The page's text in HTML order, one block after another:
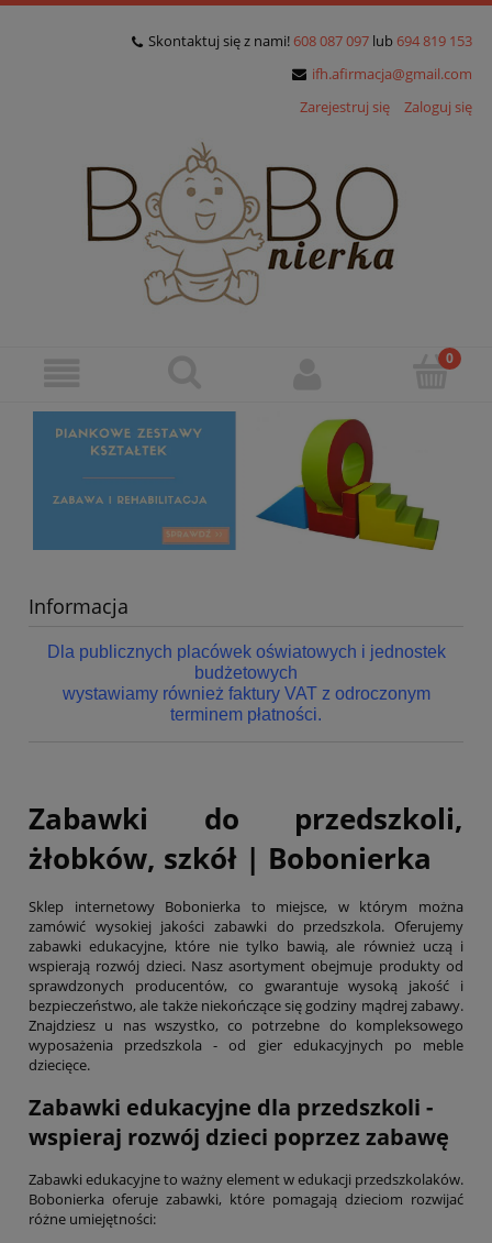
Skontaktuj się z nami! 608 087 097 lub 694 819 153
ifh.afirmacja@gmail.com
Zarejestruj się
Zaloguj się
Informacja
Dla publicznych placówek oświatowych i jednostek
budżetowych
wystawiamy również faktury VAT z odroczonym
terminem płatności.
Zabawki do przedszkoli,
żłobków, szkół | Bobonierka
Sklep internetowy Bobonierka to miejsce, w którym można
zamówić wysokiej jakości zabawki do przedszkola. Oferujemy
zabawki edukacyjne, które nie tylko bawią, ale również uczą i
wspierają rozwój dzieci. Nasz asortyment obejmuje produkty od
sprawdzonych producentów, co gwarantuje wysoką jakość i
bezpieczeństwo, ale także niekończące się godziny mądrej zabawy.
Znajdziesz u nas wszystko, co potrzebne do kompleksowego
wyposażenia przedszkola - od gier edukacyjnych po meble
dziecięce.
Zabawki edukacyjne dla przedszkoli -
wspieraj rozwój dzieci poprzez zabawę
Zabawki edukacyjne to ważny element w edukacji przedszkolaków.
Bobonierka oferuje zabawki, które pomagają dzieciom rozwijać
różne umiejętności: